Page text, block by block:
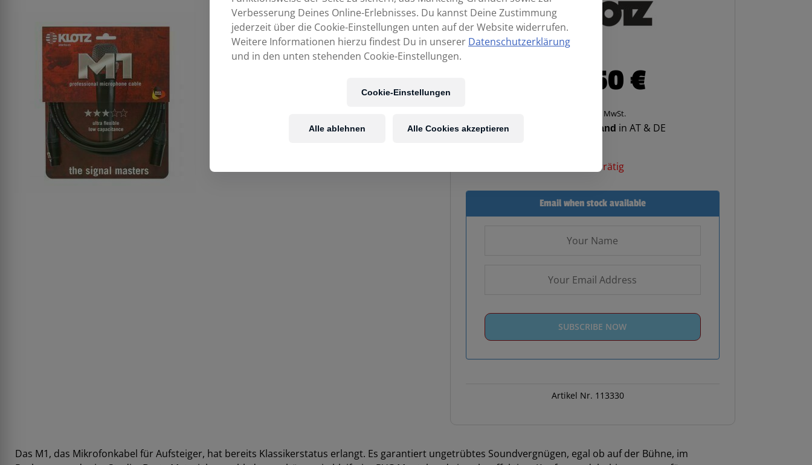
482,50€
Enthält 20% MwSt.
Kostenloser Versand in AT & DE
Nicht vorrätig
Email when stock available
Artikel Nr. 113330
Das M1, das Mikrofonkabel für Aufsteiger, hat bereits Klassikerstatus erlangt. Es garantiert ungetrübtes Soundvergnügen, egal ob auf der Bühne, im
Verbesserung Deines Online-Erlebnisses. Du kannst Deine Zustimmung
jederzeit über die Cookie-Einstellungen unten auf der Website widerrufen.
Weitere Informationen hierzu findest Du in unserer Datenschutzerklärung
und in den unten stehenden Cookie-Einstellungen.
Cookie-Einstellungen
Alle ablehnen Alle Cookies akzeptieren